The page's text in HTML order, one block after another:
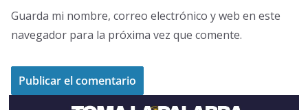
Guarda mi nombre, correo electrónico y web en este
navegador para la próxima vez que comente.